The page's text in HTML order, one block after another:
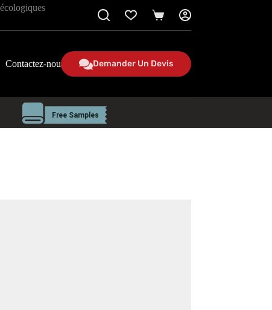
Panier
Contactez-nous Demander Un Devis